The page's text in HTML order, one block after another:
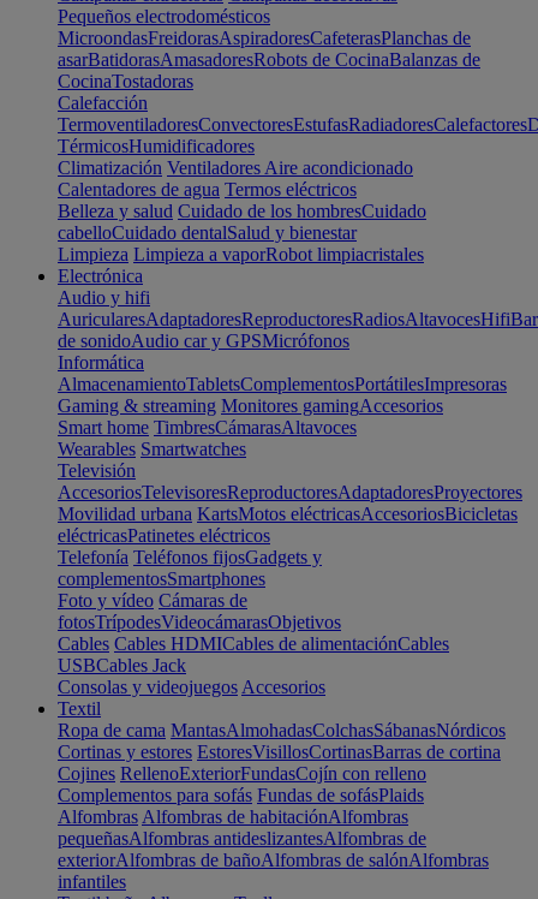
Pequeños electrodomésticos
MicroondasFreidorasAspiradoresCafeterasPlanchas de
asarBatidorasAmasadoresRobots de CocinaBalanzas de
CocinaTostadoras
Calefacción
TermoventiladoresConvectoresEstufasRadiadoresCalefactores
TérmicosHumidificadores
Climatización Ventiladores Aire acondicionado
Calentadores de agua Termos eléctricos
Belleza y salud Cuidado de los hombresCuidado
cabelloCuidado dentalSalud y bienestar
Limpieza Limpieza a vaporRobot limpiacristales
Electrónica
Audio y hifi
AuricularesAdaptadoresReproductoresRadiosAltavocesHifi
de sonidoAudio car y GPSMicrófonos
Informática
AlmacenamientoTabletsComplementosPortátilesImpresoras
Gaming & streaming Monitores gamingAccesorios
Smart home TimbresCámarasAltavoces
Wearables Smartwatches
Televisión
AccesoriosTelevisoresReproductoresAdaptadoresProyectores
Movilidad urbana KartsMotos eléctricasAccesoriosBicicletas
eléctricasPatinetes eléctricos
Telefonía Teléfonos fijosGadgets y
complementosSmartphones
Foto y vídeo Cámaras de
fotosTrípodesVideocámarasObjetivos
Cables Cables HDMICables de alimentaciónCables
USBCables Jack
Consolas y videojuegos Accesorios
Textil
Ropa de cama MantasAlmohadasColchasSábanasNórdicos
Cortinas y estores EstoresVisillosCortinasBarras de cortina
Cojines RellenoExteriorFundasCojín con relleno
Complementos para sofás Fundas de sofásPlaids
Alfombras Alfombras de habitaciónAlfombras
pequeñasAlfombras antideslizantesAlfombras de
exteriorAlfombras de bañoAlfombras de salónAlfombras
infantiles